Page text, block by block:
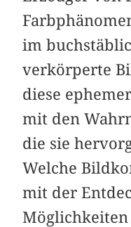
im
verkörperte
diese
mit den
die sie
Welche
mit der
Möglichkeiten